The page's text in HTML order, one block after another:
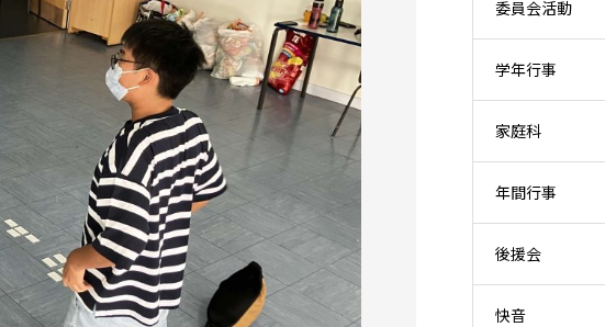
委員会活動
学年行事
家庭科
年間行事
後援会
快音